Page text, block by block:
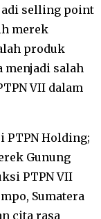
selling point
merek
produk
menjadi salah
VII dalam
PTPN Holding;
Gunung
PTPN VII
Sumatera
cita rasa